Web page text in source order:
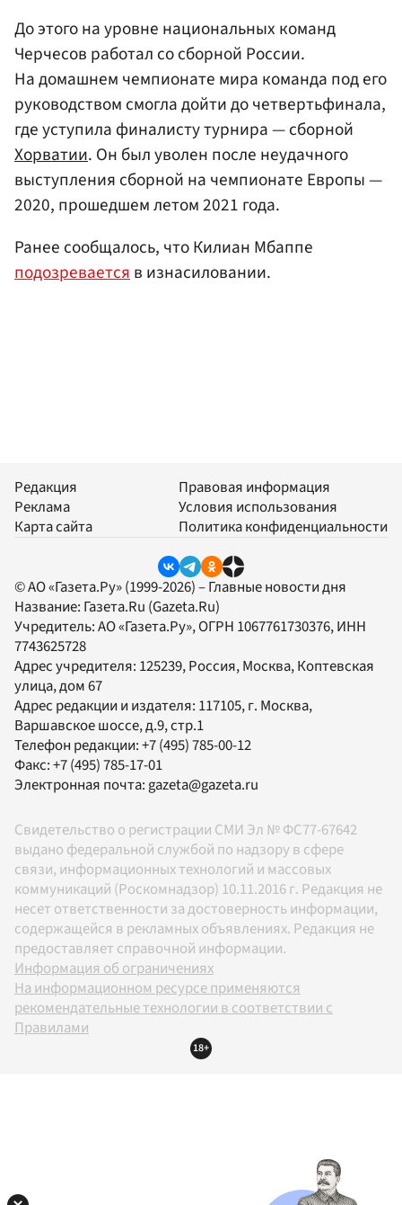
До этого на уровне национальных команд
Черчесов работал со сборной России.
На домашнем чемпионате мира команда под его
руководством смогла дойти до четвертьфинала,
где уступила финалисту турнира — сборной
Хорватии. Он был уволен после неудачного
выступления сборной на чемпионате Европы —
2020, прошедшем летом 2021 года.
Ранее сообщалось, что Килиан Мбаппе
подозреваетсяв изнасиловании.
Редакция
Реклама
Карта сайта
Правовая информация
Условия использования
Политика конфиденциальности
© АО «Газета.Ру» (1999-2026) – Главные новости дня
Название: Газета.Ru (Gazeta.Ru)
Учредитель:АО «Газета.Ру», ОГРН 1067761730376, ИНН
7743625728
Адрес учредителя: 125239, Россия, Москва, Коптевская
улица, дом 67
Адрес редакции и издателя: 117105, г. Москва,
Варшавское шоссе, д.9, стр.1
Телефон редакции:+7 (495) 785-00-12
Факс:+7 (495) 785-17-01
Электронная почта: gazeta@gazeta.ru
Свидетельство о регистрации СМИ Эл № ФС77-67642
выдано федеральной службой по надзору в сфере
связи, информационных технологий и массовых
коммуникаций (Роскомнадзор) 10.11.2016 г. Редакция не
несет ответственности за достоверность информации,
содержащейся в рекламных объявлениях. Редакция не
предоставляет справочной информации.
Информация об ограничениях
На информационном ресурсе применяются
рекомендательные технологии в соответствии с
Правилами
18+